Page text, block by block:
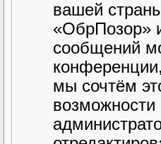
вашей
«ОбрПозор»
сообщений
мы сочтём
возможности